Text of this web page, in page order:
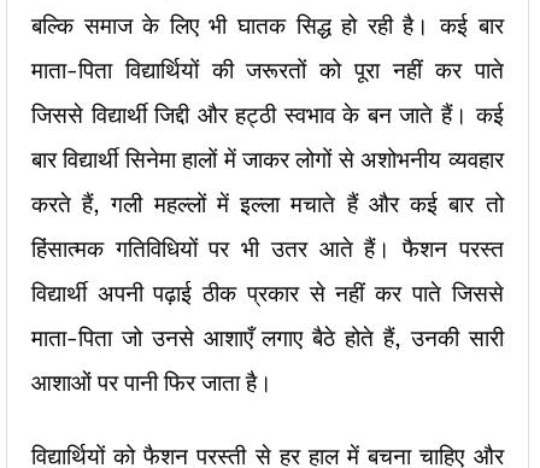
बल्कि समाज के लिए भी घातक सिद्ध हो रही है। कई बार
माता-पिता विद्यार्थियों की जरूरतों को पूरा नहीं कर पाते
जिससे विद्यार्थी जिद्दी और हट्ठी स्वभाव के बन जाते हैं। कई
बार विद्यार्थी सिनेमा हालों में जाकर लोगों से अशोभनीय व्यवहार
करते हैं, गली महल्लों में इल्ला मचाते हैं और कई बार तो
हिंसात्मक गतिविधियों पर भी उतर आते हैं। फैशन परस्त
विद्यार्थी अपनी पढ़ाई ठीक प्रकार से नहीं कर पाते जिससे
माता-पिता जो उनसे आशाएँ लगाए बैठे होते हैं, उनकी सारी
आशाओं पर पानी फिर जाता है।
विद्यार्थियों को फैशन परस्ती से हर हाल में बचना चाहिए और